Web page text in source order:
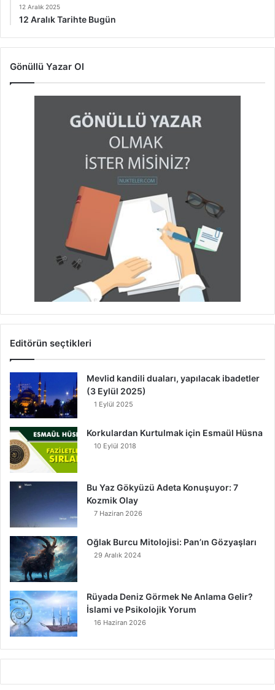
12 Aralık 2025
12 Aralık Tarihte Bugün
Gönüllü Yazar Ol
Editörün seçtikleri
Mevlid kandili duaları, yapılacak ibadetler
(3 Eylül 2025)
1 Eylül 2025
Korkulardan Kurtulmak için Esmaül Hüsna
10 Eylül 2018
Bu Yaz Gökyüzü Adeta Konuşuyor: 7
Kozmik Olay
7 Haziran 2026
Oğlak Burcu Mitolojisi: Pan’ın Gözyaşları
29 Aralık 2024
Rüyada Deniz Görmek Ne Anlama Gelir?
İslami ve Psikolojik Yorum
16 Haziran 2026